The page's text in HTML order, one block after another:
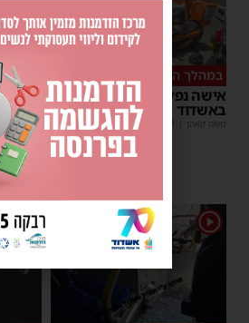
במהלך העבודה
אישה נפלה מסולם במחסן
באשדוד
משה קאהן |
17:31
תינוק
אותו
משה קאהן |